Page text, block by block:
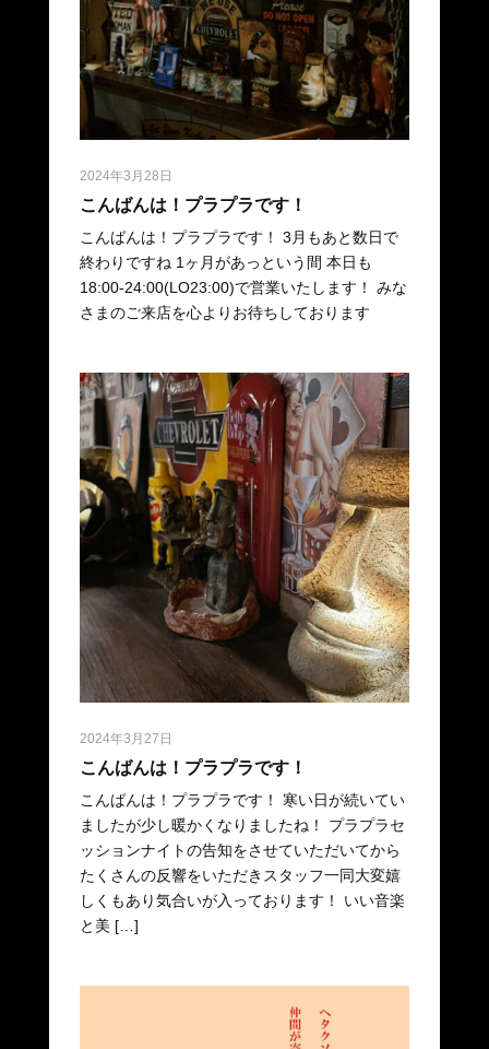
2024年3月28日
こんばんは！プラプラです！
こんばんは！プラプラです！ 3月もあと数日で
終わりですね 1ヶ月があっという間 本日も
18:00-24:00(LO23:00)で営業いたします！ みな
さまのご来店を心よりお待ちしております
2024年3月27日
こんばんは！プラプラです！
こんばんは！プラプラです！ 寒い日が続いてい
ましたが少し暖かくなりましたね！ プラプラセ
ッションナイトの告知をさせていただいてから
たくさんの反響をいただきスタッフ一同大変嬉
しくもあり気合いが入っております！ いい音楽
と美 […]